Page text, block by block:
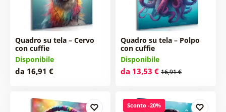
Quadro su tela – Cervo
con cuffie
Disponibile
da 16,91 €
Quadro su tela – Polpo
con cuffie
Disponibile
da 13,53 € 16,91 €
Sconto -20%